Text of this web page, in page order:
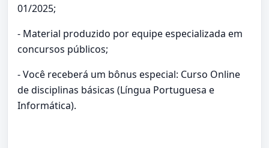
01/2025;
- Material produzido por equipe especializada em
concursos públicos;
- Você receberá um bônus especial: Curso Online
de disciplinas básicas (Língua Portuguesa e
Informática).